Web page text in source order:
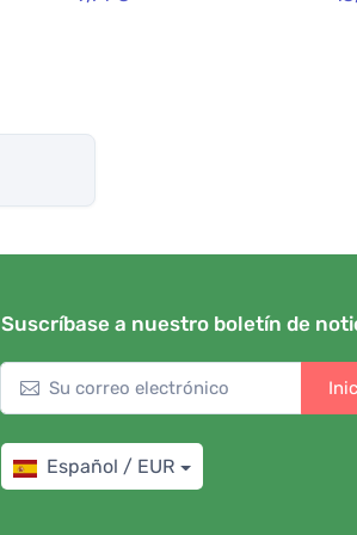
Suscríbase a nuestro boletín de
Español / EUR